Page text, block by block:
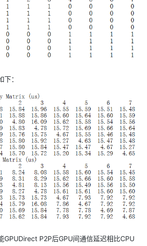
：
P2P后GPU间通信延迟相比CPU